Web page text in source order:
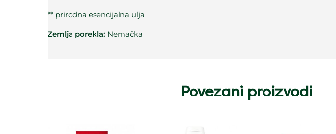
** prirodna esencijalna ulja
Zemlja porekla: Nemačka
Povezani proizvodi